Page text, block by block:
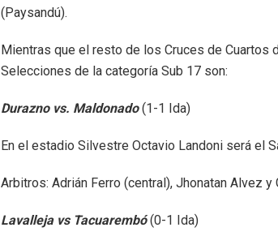
(Paysandú).
Mientras que el resto de los Cruces de Cuartos
Selecciones de la categoría Sub 17 son:
Durazno vs. Maldonado(1-1 Ida)
En el estadio Silvestre Octavio Landoni será el
Arbitros: Adrián Ferro (central), Jhonatan Alvez
Lavalleja vs Tacuarembó(0-1 Ida)